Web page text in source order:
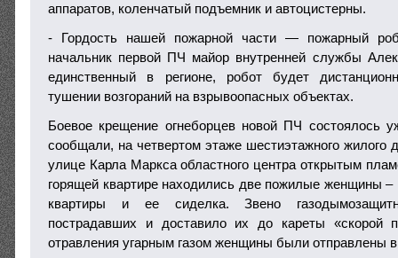
аппаратов, коленчатый подъемник и автоцистерны.
- Гордость нашей пожарной части — пожарный
начальник первой ПЧ майор внутренней службы
единственный в регионе, робот будет
тушении возгораний на взрывоопасных объектах.
Боевое крещение огнеборцев новой ПЧ
сообщали, на четвертом этаже шестиэтажного жилого
улице Карла Маркса областного центра открытым
горящей квартире находились две пожилые женщины –
квартиры и ее сиделка. Звено
пострадавших и доставило их до кареты «скорой
отравления угарным газом женщины были отправлены